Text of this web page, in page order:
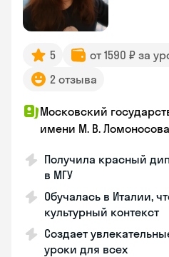
5 от 1590 ₽ за
2 отзыва
Московский
имени М. В. Ломоносова
Получила красный
в МГУ
Обучалась в Италии,
культурный контекст
Создает
уроки для всех